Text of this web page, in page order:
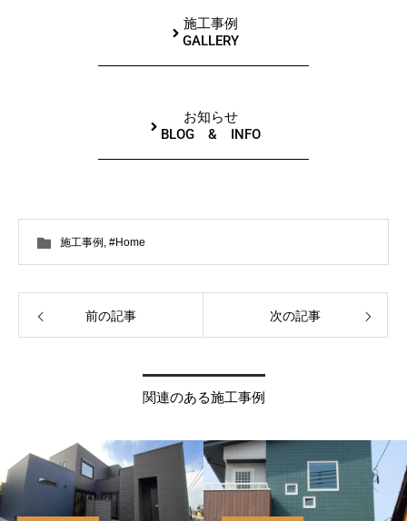
施工事例
GALLERY
お知らせ
BLOG & INFO
施工事例 , #Home
前の記事 次の記事
関連のある施工事例